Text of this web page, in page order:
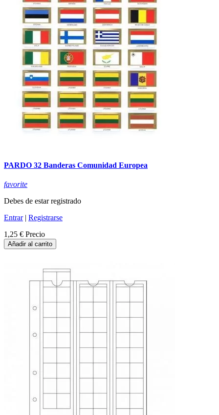
PARDO 32 Banderas Comunidad Europea
favorite
Debes de estar registrado
Entrar| Registrarse
1,25 € Precio
Añadir al carrito